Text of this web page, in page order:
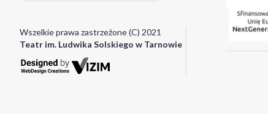
Wszelkie prawa zastrzeżone (C) 2021
Teatr im. Ludwika Solskiego w Tarnowie